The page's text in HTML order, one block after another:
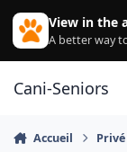
Aller au contenu
View in the
A better way
Cani-Seniors
Accueil Privé